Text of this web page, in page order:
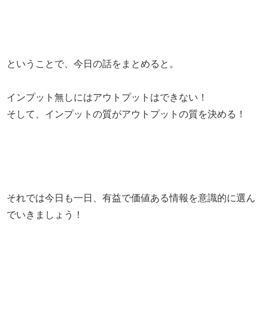
ということで、今日の話をまとめると。
インプット無しにはアウトプットはできない！
そして、インプットの質がアウトプットの質を決める！
それでは今日も一日、有益で価値ある情報を意識的に選ん
でいきましょう！